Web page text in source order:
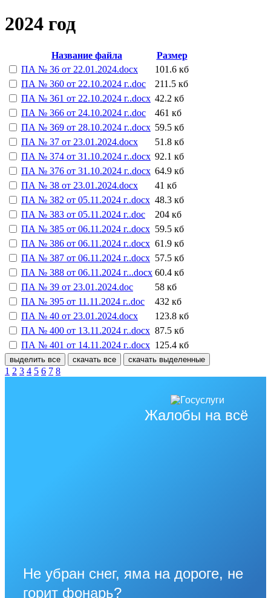
2024 год
Название файла
Размер
ПА № 36 от 22.01.2024.docx
101.6 кб
ПА № 360 от 22.10.2024 г..doc
211.5 кб
ПА № 361 от 22.10.2024 г..docx 42.2 кб
ПА № 366 от 24.10.2024 г..doc
461 кб
ПА № 369 от 28.10.2024 г..docx 59.5 кб
ПА № 37 от 23.01.2024.docx
51.8 кб
ПА № 374 от 31.10.2024 г..docx 92.1 кб
ПА № 376 от 31.10.2024 г..docx 64.9 кб
ПА № 38 от 23.01.2024.docx
41 кб
ПА № 382 от 05.11.2024 г..docx 48.3 кб
ПА № 383 от 05.11.2024 г..doc
204 кб
ПА № 385 от 06.11.2024 г..docx 59.5 кб
ПА № 386 от 06.11.2024 г..docx 61.9 кб
ПА № 387 от 06.11.2024 г..docx 57.5 кб
ПА № 388 от 06.11.2024 г...docx 60.4 кб
ПА № 39 от 23.01.2024.doc
58 кб
ПА № 395 от 11.11.2024 г..doc
432 кб
ПА № 40 от 23.01.2024.docx
123.8 кб
ПА № 400 от 13.11.2024 г..docx 87.5 кб
ПА № 401 от 14.11.2024 г..docx 125.4 кб
выделить все скачать все скачать выделенные
1 2 3 4 5 6 7 8
Жалобы на всё
Не убран снег, яма на дороге, не
горит фонарь?